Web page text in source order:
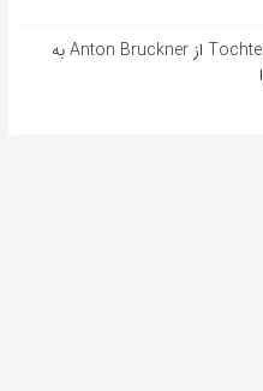
آهنگ آلمانی Tochterkomplex از Anton Bruckner به